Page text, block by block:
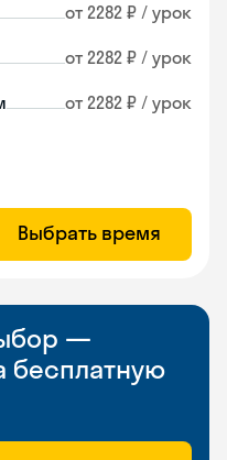
от 2282 ₽ / урок
от 2282 ₽ / урок
от 2282 ₽ / урок
Выбрать время
—
бесплатную